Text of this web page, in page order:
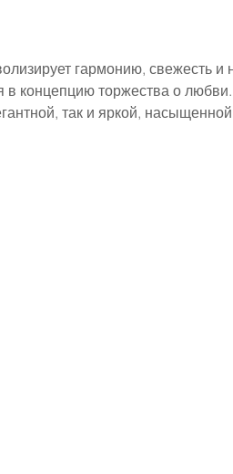
гармонию, свежесть и
в концепцию торжества о
так и яркой,